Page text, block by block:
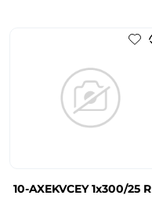
10-AXEKVCEY 1x300/25 R